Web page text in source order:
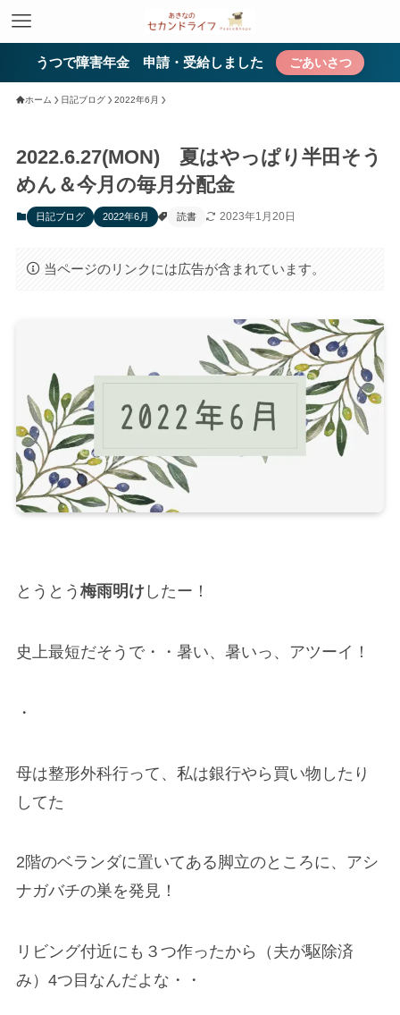
うつで障害年金 申請・受給しました ごあいさつ
ホーム 日記ブログ 2022年6月
2022.6.27(MON) 夏はやっぱり半田そう
めん＆今月の毎月分配金
日記ブログ 2022年6月 読書 2023年1月20日
当ページのリンクには広告が含まれています。
とうとう 梅雨明けしたー！
史上最短だそうで・・暑い、暑いっ、アツーイ！
・
母は整形外科行って、私は銀行やら買い物したり
してた
2階のベランダに置いてある脚立のところに、アシ
ナガバチの巣を発見！
リビング付近にも３つ作ったから（夫が駆除済
み）4つ目なんだよな・・